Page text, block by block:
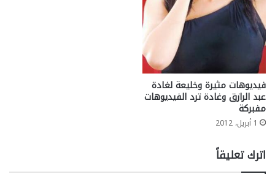
فيديوهات مثيرة وخليعة لغادة
عبد الرازق وغادة ترد الفيديوهات
مفبركة
1 أبريل، 2012
اترك تعليقاً